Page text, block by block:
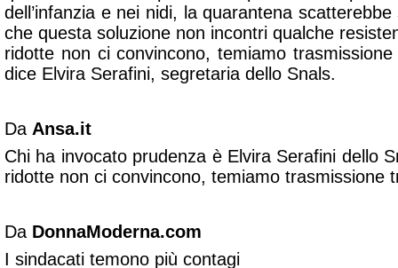
dell’infanzia e nei nidi, la quarantena
che questa soluzione non incontri qualche
ridotte non ci convincono, temiamo
dice Elvira Serafini, segretaria dello Snals.
Da Ansa.it
Chi ha invocato prudenza è Elvira Serafini dello
ridotte non ci convincono, temiamo trasmissione
Da DonnaModerna.com
I sindacati temono più contagi